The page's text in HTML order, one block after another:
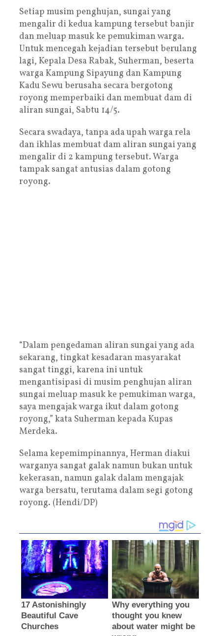
Setiap musim penghujan, sungai yang
mengalir di kedua kampung tersebut banjir
dan meluap masuk ke pemukiman warga.
Untuk mencegah kejadian tersebut berulang
lagi, Kepala Desa Rabak, Suherman, beserta
warga Kampung Sipayung dan Kampung
Kadu Sewu berusaha secara bergotong
royong memperbaiki dan membuat dam di
aliran sungai, Sabtu 14/5.
Secara swadaya, tanpa ada upah warga rela
dan ikhlas membuat dam aliran sungai yang
mengalir di 2 kampung tersebut. Warga
tampak sangat antusias dalam gotong
royong.
“Dalam pengedaman aliran sungai yang ada
sekarang, tingkat kesadaran masyarakat
sangat tinggi, karena ini untuk
mengantisipasi di musim penghujan aliran
sungai meluap masuk ke pemukiman warga,
saya mengajak warga ikut dalam gotong
royong,” kata Suherman kepada Kupas
Merdeka.
Selama kepemimpinannya, Herman diakui
warganya sangat galak namun bukan untuk
kekerasan, namun galak dalam mengajak
warga bersatu, terutama dalam segi gotong
royong. (Hendi/DP)